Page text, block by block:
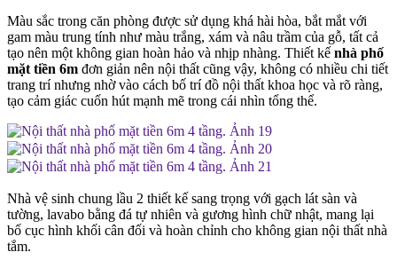
Màu sắc trong căn phòng được sử dụng khá hài hòa, bắt mắt với
gam màu trung tính như màu trắng, xám và nâu trầm của gỗ, tất cả
tạo nên một không gian hoàn hảo và nhịp nhàng. Thiết kế nhà phố
mặt tiền 6m đơn giản nên nội thất cũng vậy, không có nhiều chi tiết
trang trí nhưng nhờ vào cách bố trí đồ nội thất khoa học và rõ ràng,
tạo cảm giác cuốn hút mạnh mẽ trong cái nhìn tổng thể.
Nhà vệ sinh chung lầu 2 thiết kế sang trọng với gạch lát sàn và
tường, lavabo bằng đá tự nhiên và gương hình chữ nhật, mang lại
bố cục hình khối cân đối và hoàn chỉnh cho không gian nội thất nhà
tắm.